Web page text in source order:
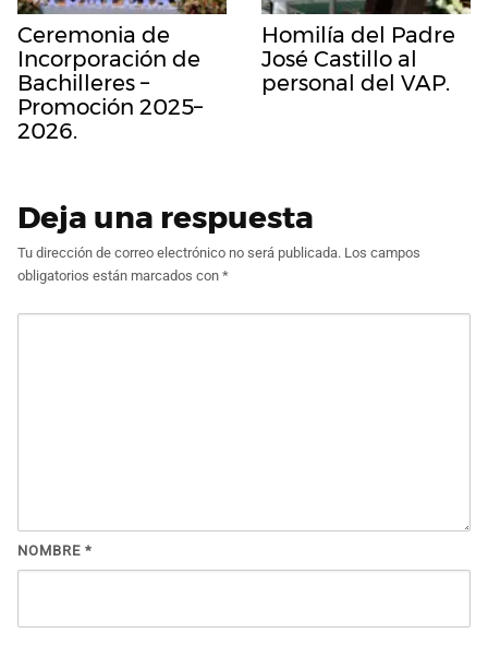
Ceremonia de
Incorporación de
Bachilleres –
Promoción 2025–
2026.
Homilía del Padre
José Castillo al
personal del VAP.
Deja una respuesta
Tu dirección de correo electrónico no será publicada. Los campos
obligatorios están marcados con *
NOMBRE *